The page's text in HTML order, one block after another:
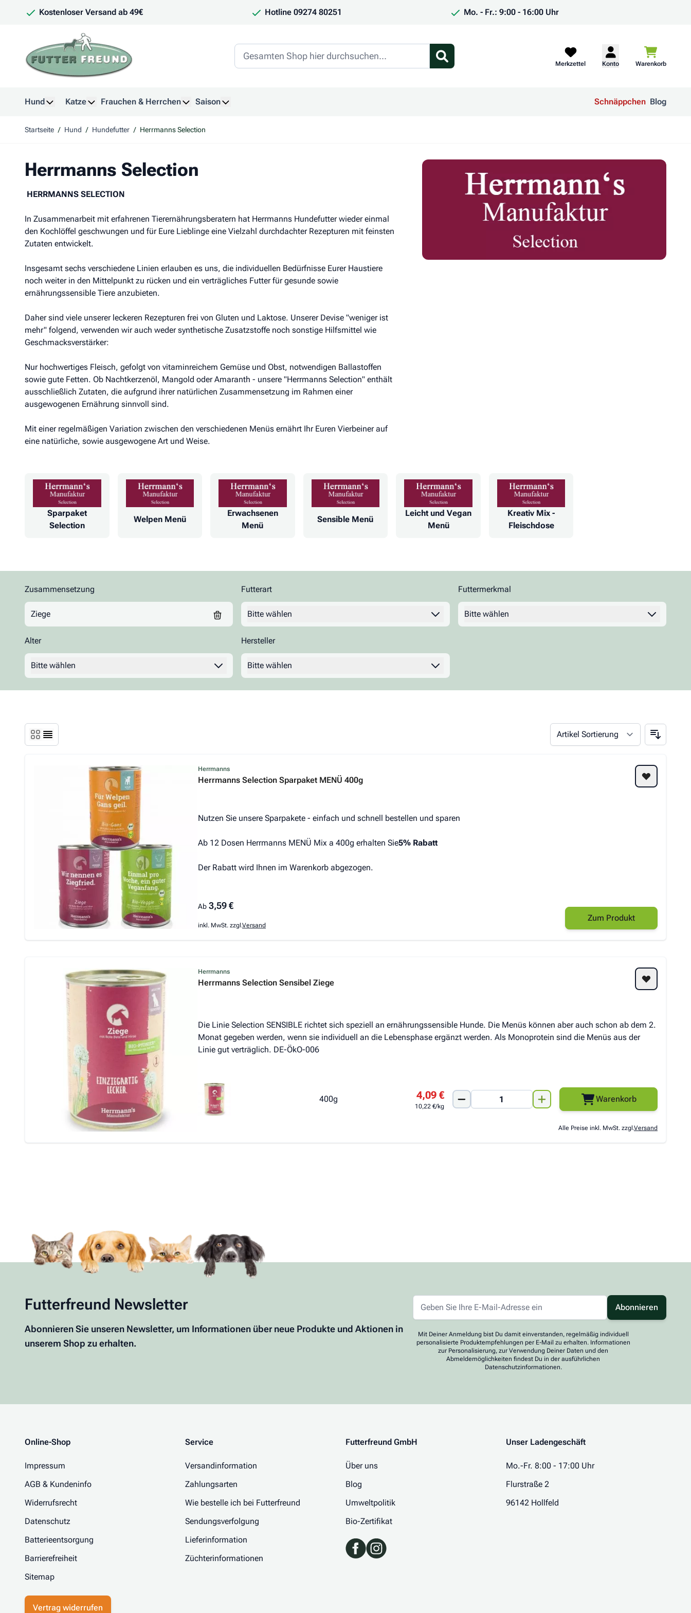
Kostenloser Versand ab 49€ Hotline 09274 80251 Mo. - Fr.: 9:00 - 16:00 Uhr
Merkzettel Konto Warenkorb
Hund
Katze
Frauchen & Herrchen
Saison
Schnäppchen Blog
Startseite / Hund / Hundefutter / Herrmanns Selection
Herrmanns Selection
HERRMANNS SELECTION
In Zusammenarbeit mit erfahrenen Tierernährungsberatern hat Herrmanns Hundefutter wieder einmal
den Kochlöffel geschwungen und für Eure Lieblinge eine Vielzahl durchdachter Rezepturen mit feinsten
Zutaten entwickelt.
Insgesamt sechs verschiedene Linien erlauben es uns, die individuellen Bedürfnisse Eurer Haustiere
noch weiter in den Mittelpunkt zu rücken und ein verträgliches Futter für gesunde sowie
ernährungssensible Tiere anzubieten.
Daher sind viele unserer leckeren Rezepturen frei von Gluten und Laktose. Unserer Devise "weniger ist
mehr" folgend, verwenden wir auch weder synthetische Zusatzstoffe noch sonstige Hilfsmittel wie
Geschmacksverstärker:
Nur hochwertiges Fleisch, gefolgt von vitaminreichem Gemüse und Obst, notwendigen Ballastoffen
sowie gute Fetten. Ob Nachtkerzenöl, Mangold oder Amaranth - unsere "Herrmanns Selection" enthält
ausschließlich Zutaten, die aufgrund ihrer natürlichen Zusammensetzung im Rahmen einer
ausgewogenen Ernährung sinnvoll sind.
Mit einer regelmäßigen Variation zwischen den verschiedenen Menüs ernährt Ihr Euren Vierbeiner auf
eine natürliche, sowie ausgewogene Art und Weise.
Sparpaket
Selection
Welpen Menü
Erwachsenen
Menü
Sensible Menü
Leicht und Vegan
Menü
Kreativ Mix -
Fleischdose
Zusammensetzung
Ziege
Zur Produktliste springen
Futterart
Bitte wählen
Futtermerkmal
Bitte wählenFilter
Alter
Bitte wählen
Hersteller
Bitte wählen
Herrmanns
Herrmanns Selection Sparpaket MENÜ 400g
Nutzen Sie unsere Sparpakete - einfach und schnell bestellen und sparen
Ab 12 Dosen Herrmanns MENÜ Mix a 400g erhalten Sie5% Rabatt
Der Rabatt wird Ihnen im Warenkorb abgezogen.
Der Preis hängt von den auf der Produktseite gewählten Optionen ab
Ab 3,59 €
inkl. MwSt. zzgl.Versand
Zum Produkt
Herrmanns
Herrmanns Selection Sensibel Ziege
Die Linie Selection SENSIBLE richtet sich speziell an ernährungssensible Hunde. Die Menüs können aber auch schon ab dem 2.
Monat gegeben werden, wenn sie individuell an die Lebensphase ergänzt werden. Als Monoprotein sind die Menüs aus der
Linie gut verträglich. DE-ÖkO-006
400g 4,09 €
10,22 €/kg
Warenkorb
Alle Preise inkl. MwSt. zzgl.Versand
Futterfreund Newsletter
Abonnieren Sie unseren Newsletter, um Informationen über neue Produkte und Aktionen in
unserem Shop zu erhalten.
Abonnieren
Mit Deiner Anmeldung bist Du damit einverstanden, regelmäßig individuell
personalisierte Produktempfehlungen per E-Mail zu erhalten. Informationen
zur Personalisierung, zur Verwendung Deiner Daten und den
Abmeldemöglichkeiten findest Du in der ausführlichen
Datenschutzinformationen.
Online-Shop
Impressum
AGB & Kundeninfo
Widerrufsrecht
Datenschutz
Batterieentsorgung
Barrierefreiheit
Sitemap
Service
Versandinformation
Zahlungsarten
Wie bestelle ich bei Futterfreund
Sendungsverfolgung
Lieferinformation
Züchterinformationen
Futterfreund GmbH
Über uns
Blog
Umweltpolitik
Bio-Zertifikat
Unser Ladengeschäft
Mo.-Fr. 8:00 - 17:00 Uhr
Flurstraße 2
96142 Hollfeld
Vertrag widerrufen